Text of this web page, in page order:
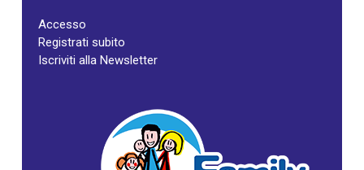
Accesso
Registrati subito
Iscriviti alla Newsletter